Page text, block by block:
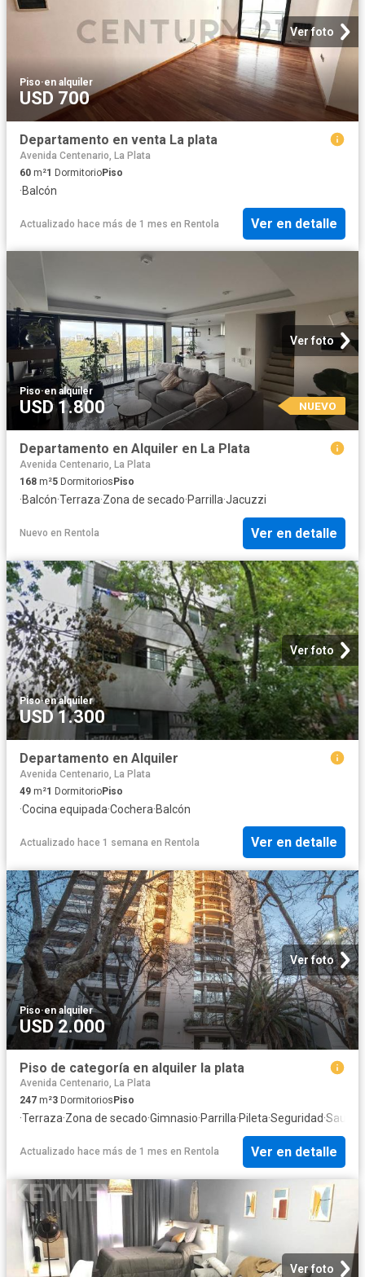
Ver foto
Piso·en alquiler
USD 700
Departamento en venta La plata
Avenida Centenario, La Plata
60 m²1 DormitorioPiso
·Balcón
Actualizado hace más de 1 mes en Rentola Ver en detalle
Ver foto
Piso·en alquiler
USD 1.800 NUEVO
Departamento en Alquiler en La Plata
Avenida Centenario, La Plata
168 m²5 Dormitorios Piso
·Balcón·Terraza·Zona de secado·Parrilla·Jacuzzi
Nuevo en Rentola Ver en detalle
Ver foto
Piso·en alquiler
USD 1.300
Departamento en Alquiler
Avenida Centenario, La Plata
49 m²1 DormitorioPiso
·Cocina equipada·Cochera·Balcón
Actualizado hace 1 semana en Rentola Ver en detalle
Ver foto
Piso·en alquiler
USD 2.000
Piso de categoría en alquiler la plata
Avenida Centenario, La Plata
247 m²3 Dormitorios Piso
·Terraza·Zona de secado·Gimnasio·Parrilla·Pileta·Seguridad·Sauna
Actualizado hace más de 1 mes en Rentola Ver en detalle
Ver foto